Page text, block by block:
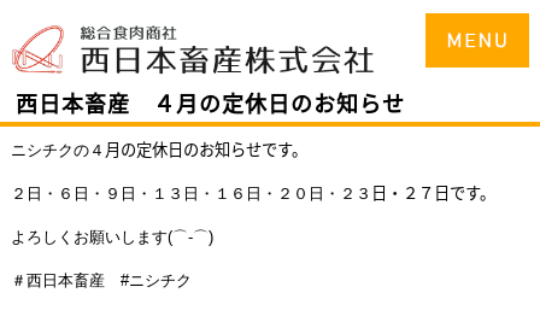
西日本畜産 ４月の定休日のお知らせ
ニシチクの４ 月の定休日のお知らせです。
２日・６ 日・９日・１３日・１６日・２０日・２３ 日・２７日です。
よろしくお願いします(⌒-⌒)
＃西日本畜産 #ニシチク